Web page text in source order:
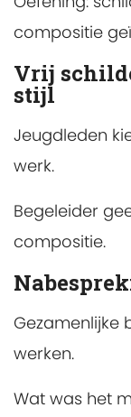
compositie
Vrij
stijl
Jeugdleden
werk.
Begeleider
compositie.
Gezamenlijke
werken.
Wat was het